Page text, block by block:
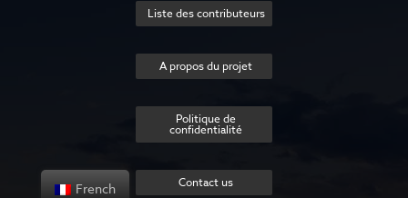
Liste des contributeurs
A propos du projet
Politique de
confidentialité
Contact us
French